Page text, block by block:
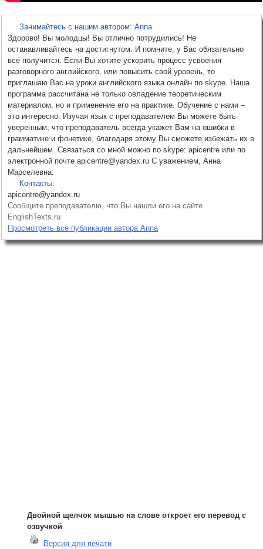
Занимайтесь с нашим автором: Anna
Здорово! Вы молодцы! Вы отлично потрудились! Не
останавливайтесь на достигнутом. И помните, у Вас обязательно
всё получится. Если Вы хотите ускорить процесс усвоения
разговорного английского, или повысить свой уровень, то
приглашаю Вас на уроки английского языка онлайн по skype. Наша
программа рассчитана не только овладение теоретическим
материалом, но и применение его на практике. Обучение с нами –
это интересно. Изучая язык с преподавателем Вы можете быть
уверенным, что преподаватель всегда укажет Вам на ошибки в
грамматике и фонетике, благодаря этому Вы сможете избежать их в
дальнейшем. Связаться со мной можно по skype: apicentre или по
электронной почте apicentre@yandex.ru С уважением, Анна
Марселевна.
Контакты:
apicentre@yandex.ru
Сообщите преподавателю, что Вы нашли его на сайте
EnglishTexts.ru
Просмотреть все публикации автора Anna
Двойной щелчок мышью на слове откроет его перевод с
озвучкой
Версия для печати